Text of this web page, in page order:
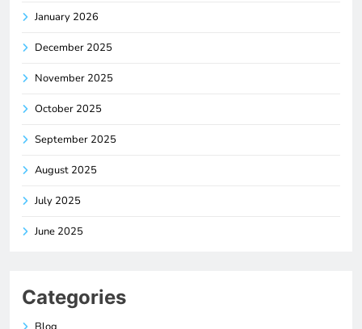
January 2026
December 2025
November 2025
October 2025
September 2025
August 2025
July 2025
June 2025
Categories